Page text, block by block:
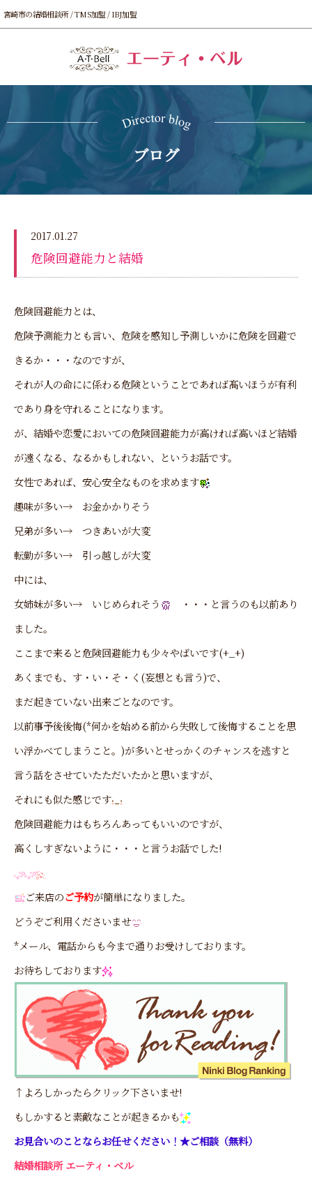
宮崎市の結婚相談所 / TMS加盟 / IBJ加盟
ブログ
2017.01.27
危険回避能力と結婚
危険回避能力とは、
危険予測能力とも言い、危険を感知し予測しいかに危険を回避で
きるか・・・なのですが、
それが人の命にに係わる危険ということであれば髙いほうが有利
であり身を守れることになります。
が、結婚や恋愛においての危険回避能力が高ければ高いほど結婚
が遠くなる、なるかもしれない、というお話です。
女性であれば、安心安全なものを求めます
趣味が多い→ お金かかりそう
兄弟が多い→ つきあいが大変
転勤が多い→ 引っ越しが大変
中には、
女姉妹が多い→ いじめられそう
・・・と言うのも以前あり
ました。
ここまで来ると危険回避能力も少々やばいです(+_+)
あくまでも、す・い・そ・く(妄想とも言う)で、
まだ起きていない出来ごとなのです。
以前事予後後悔(*何かを始める前から失敗して後悔することを思
い浮かべてしまうこと。)が多いとせっかくのチャンスを逃すと
言う話をさせていたただいたかと思いますが、
それにも似た感じです
危険回避能力はもちろんあってもいいのですが、
高くしすぎないように・・・と言うお話でした!
ご来店のご予約が簡単になりました。
どうぞご利用くださいませ
*メール、電話からも今まで通りお受けしております。
お待ちしております
↑よろしかったらクリック下さいませ!
もしかすると素敵なことが起きるかも
お見合いのことならお任せください！★ご相談（無料）
結婚相談所 エーティ・ベル